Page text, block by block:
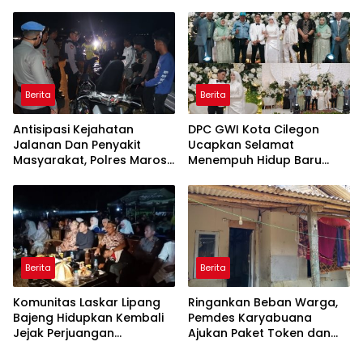
Pertama di Takalar,
Melayani Terapis Gratis
untuk Pasien Dhuafa dan
umum.
Gratis
Berita
Antisipasi Kejahatan
Jalanan Dan Penyakit
Masyarakat, Polres Maros
Kondusif
Berita
DPC GWI Kota Cilegon
Ucapkan Selamat
Menempuh Hidup Baru
Tuanku Ihza Kemalsya
Damanik
Berita
Komunitas Laskar Lipang
Bajeng Hidupkan Kembali
Jejak Perjuangan
Berita
Ringankan Beban Warga,
Pemdes Karyabuana
Ajukan Paket Token dan